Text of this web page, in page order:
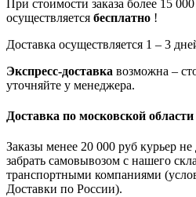
При стоимости заказа более 15
осуществляется бесплатно !
Доставка осуществляется 1 – 3
Экспресс-доставка возможна –
уточняйте у менеджера.
Доставка по московской области
Заказы менее 20 000 руб курьер
забрать самовывозом с нашего
транспортными компаниями
Доставки по России).